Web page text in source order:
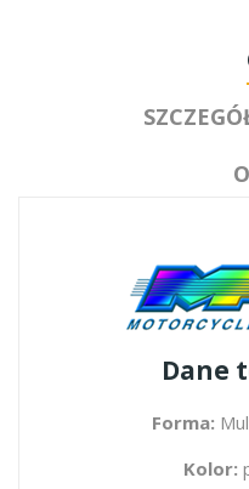
Dane
Forma:
Kolor: